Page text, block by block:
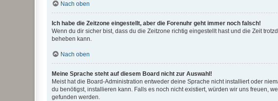
Nach oben
Ich habe die Zeitzone eingestellt, aber die Forenuhr geht immer noch falsch!
Wenn du dir sicher bist, dass du die Zeitzone richtig eingestellt hast und die Zeit
beheben kann.
Nach oben
Meine Sprache steht auf diesem Board nicht zur Auswahl!
Meist hat die Board-Administration entweder deine Sprache nicht installiert oder
du benötigst, installieren kann. Falls es noch nicht existiert, würden wir uns freuen,
gefunden werden.